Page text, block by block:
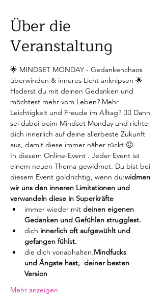
Über die
Veranstaltung
🌟 MINDSET MONDAY - Gedankenchaos
überwinden & inneres Licht anknipsen 🌟
Haderst du mit deinen Gedanken und
möchtest mehr vom Leben? Mehr
Leichtigkeit und Freude im Alltag? 😶‍🌫️ Dann
sei dabei beim Mindset Monday und richte
dich innerlich auf deine allerbeste Zukunft
aus, damit diese immer näher rückt 🙃
In diesem Online-Event . Jeder Event ist
einem neuen Thema gewidmet. Du bist bei
diesem Event goldrichtig, wenn du:widmen
wir uns den inneren Limitationen und
verwandeln diese in Superkräfte
immer wieder mit deinen eigenen
Gedanken und Gefühlen strugglest.
dich innerlich oft aufgewühlt und
gefangen fühlst.
die dich vonabhalten.Mindfucks
und Ängste hast, deiner besten
Version
Mehr anzeigen